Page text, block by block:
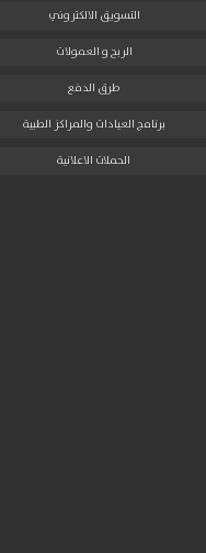
التسويق الالكتروني
الربح و العمولات
طرق الدفع
برنامج العيادات والمراكز الطبية
الحملات الاعلانية